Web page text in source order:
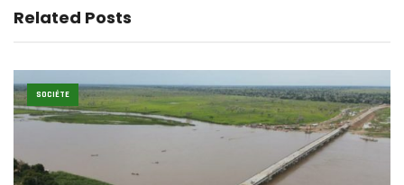
Related Posts
SOCIÉTE